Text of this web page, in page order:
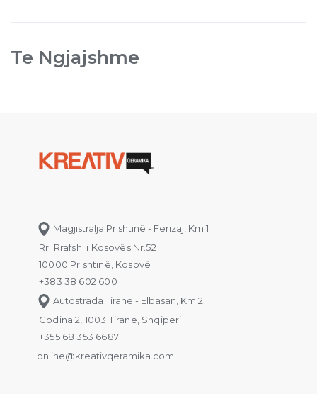
Te Ngjajshme
Magjistralja Prishtinë - Ferizaj, Km 1
Rr. Rrafshi i Kosovës Nr.52
10000 Prishtinë, Kosovë
+383 38 602 600
Autostrada Tiranë - Elbasan, Km 2
Godina 2, 1003 Tiranë, Shqipëri
+355 68 353 6687
online@kreativqeramika.com